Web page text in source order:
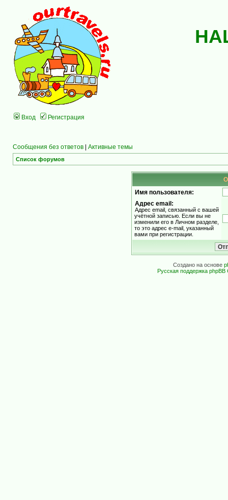
Вход Регистрация
Сообщения без ответов | Активные темы
Список форумов
Имя пользователя:
Адрес email:
Адрес email, связанный с вашей
учётной записью. Если вы не
изменили его в Личном разделе,
то это адрес e-mail, указанный
вами при регистрации.
Создано на основе
Русская поддержка phpBB